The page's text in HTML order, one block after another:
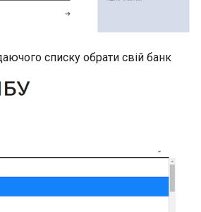
списку обрати свій банк